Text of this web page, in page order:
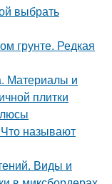
выбрать
грунте. Редкая
Материалы и
плитки
называют
Виды и